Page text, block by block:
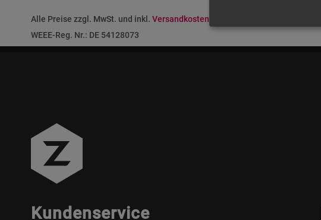
Alle Preise zzgl. MwSt. und inkl. Versandkosten
WEEE-Reg. Nr.: DE 54128073
Kundenservice